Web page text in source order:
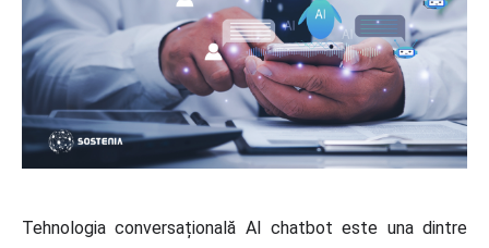
Tehnologia conversațională AI chatbot este una dintre